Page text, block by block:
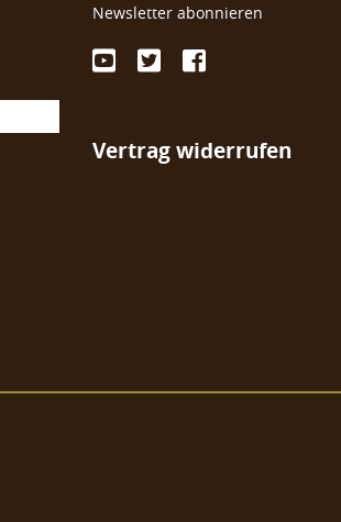
Newsletter abonnieren
Vertrag widerrufen